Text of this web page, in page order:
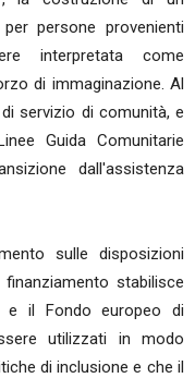
persone provenienti
interpretata come
di immaginazione. Al
servizio di comunità, e
Guida Comunitarie
dall'assistenza
sulle disposizioni
stabilisce
e il Fondo europeo di
utilizzati in modo
di inclusione e che il